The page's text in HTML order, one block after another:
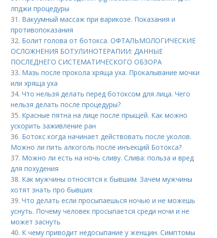
лпджи процедуры
31. Вакуумный массаж при варикозе. Показания и
противопоказания
32. Болит голова от ботокса. ОФТАЛЬМОЛОГИЧЕСКИЕ
ОСЛОЖНЕНИЯ БОТУЛИНОТЕРАПИИ: ДАННЫЕ
ПОСЛЕДНЕГО СИСТЕМАТИЧЕСКОГО ОБЗОРА
33. Мазь после прокола хряща уха. Прокалывание мочки
или хряща уха
34.Что нельзя делать перед ботоксом для лица. Чего
нельзя делать после процедуры?
35. Красные пятна на лице после прыщей. Как можно
ускорить заживление ран
36. Ботокс когда начинает действовать после уколов.
Можно ли пить алкоголь после инъекций Ботокса?
37. Можно ли есть на ночь сливу. Слива: польза и вред
для похудения
38. Как мужчины относятся к бывшим. Зачем мужчины
хотят знать про бывших
39.Что делать если просыпаешься ночью и не можешь
уснуть. Почему человек просыпается среди ночи и не
может заснуть
40. К чему приводит недосыпание у женщин. Симптомы